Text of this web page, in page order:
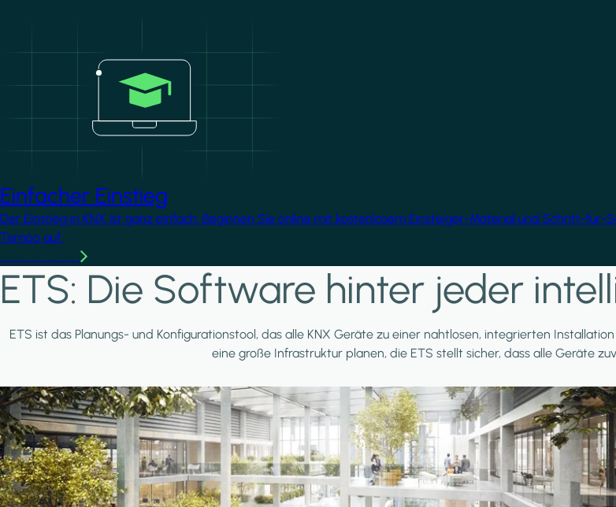
Einfacher Einstieg
Der Einstieg in KNX ist ganz einfach. Beginnen Sie online mit kostenlosem Einsteiger-Material und Schritt-
Tempo auf.
ETS: Die Software hinter jeder
ETS ist das Planungs- und Konfigurationstool, das alle KNX Geräte zu einer nahtlosen, integrierten
eine große Infrastruktur planen, die ETS stellt sicher, dass alle Geräte